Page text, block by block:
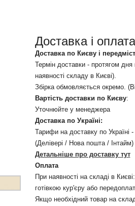
Доставка і оплата
Доставка по Києву і
Термін доставки - протягом
наявності складу в Києві).
Збірка обмовляється окремо.
Вартість доставки по Києву:
Уточнюйте у менеджера
Доставка по Україні:
Тарифи на доставку по Україні
(Делівері / Нова пошта /
Детальніше про доставку тут
Оплата
При наявності на складі в Києві:
готівкою кур'єру або
Якщо необхідний товар на